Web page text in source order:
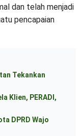
dan telah menjadi
pencapaian
Tekankan
Klien, PERADI,
DPRD Wajo